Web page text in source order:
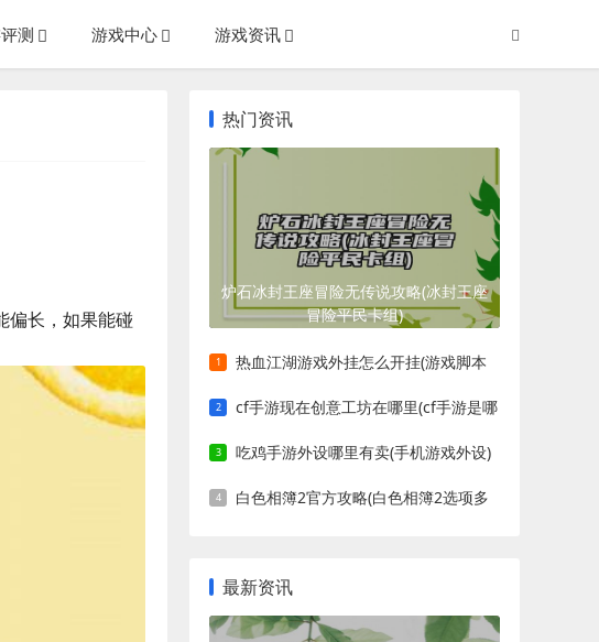
测 游戏中心 游戏资讯
偏长，如果能碰
热门资讯
炉石冰封王座冒险无传说攻略(冰封王座
冒险平民卡组)
热血江湖游戏外挂怎么开挂(游戏脚本
cf手游现在创意工坊在哪里(cf手游是哪
吃鸡手游外设哪里有卖(手机游戏外设)
白色相簿2官方攻略(白色相簿2选项多
最新资讯